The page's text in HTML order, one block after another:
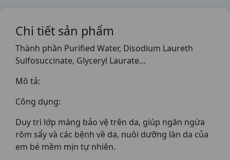
Chi tiết sản phẩm
Thành phần Purified Water, Disodium Laureth
Sulfosuccinate, Glyceryl Laurate…
Mô tả:
Công dụng:
Duy trì lớp màng bảo vệ trên da, giúp ngăn ngừa
rôm sẩy và các bệnh về da, nuôi dưỡng làn da của
em bé mềm mịn tự nhiên.